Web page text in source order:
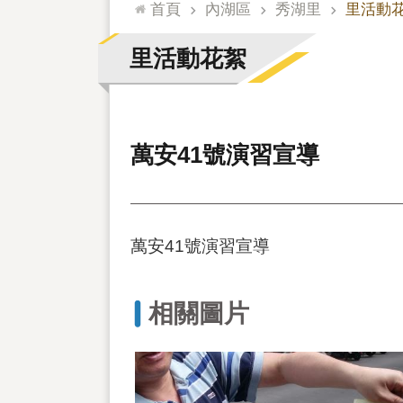
首頁 內湖區 秀湖里 里活動
里活動花絮
萬安41號演習宣導
萬安41號演習宣導
相關圖片